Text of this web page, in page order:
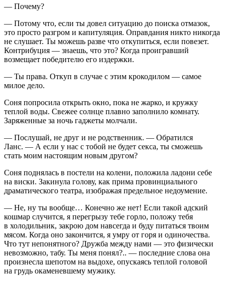
— Почему?
— Потому что, если ты довел ситуацию до поиска отмазок,
это просто разгром и капитуляция. Оправдания никто никогда
не слушает. Ты можешь разве что откупиться, если повезет.
Контрибуция — знаешь, что это? Когда проигравший
возмещает победителю его издержки.
— Ты права. Откуп в случае с этим крокодилом — самое
милое дело.
Соня попросила открыть окно, пока не жарко, и кружку
теплой воды. Свежее солнце плавно заполнило комнату.
Заряженные за ночь гаджеты молчали.
— Послушай, не друг и не родственник. — Обратился
Ланс. — А если у нас с тобой не будет секса, ты сможешь
стать моим настоящим новым другом?
Соня поднялась в постели на колени, положила ладони себе
на виски. Закинула голову, как прима провинциального
драматического театра, изображая предельное недоумение.
— Не, ну ты вообще… Конечно же нет! Если такой адский
кошмар случится, я перегрызу тебе горло, положу тебя
в холодильник, закрою дом навсегда и буду питаться твоим
мясом. Когда оно закончится, я умру от горя и одиночества.
Что тут непонятного? Дружба между нами — это физически
невозможно, табу. Ты меня понял?.. — последние слова она
произнесла шепотом на выдохе, опускаясь теплой головой
на грудь окаменевшему мужику.